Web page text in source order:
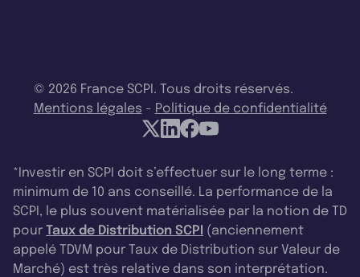
© 2026 France SCPI. Tous droits réservés.
Mentions légales - Politique de confidentialité
*Investir en SCPI doit s’effectuer sur le long terme :
minimum de 10 ans conseillé. La performance de la
SCPI, le plus souvent matérialisée par la notion de TD
pour Taux de Distribution SCPI (anciennement
appelé TDVM pour Taux de Distribution sur Valeur de
Marché) est très relative dans son interprétation.